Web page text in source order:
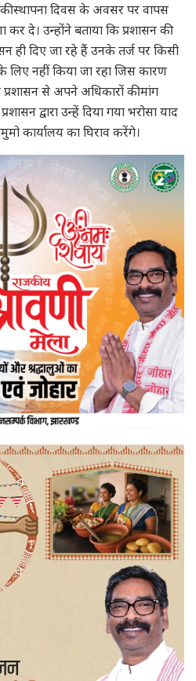
स्थापना दिवस के अवसर पर वापस
कर दे। उन्होंने बताया कि प्रशासन की
ही दिए जा रहे हैं उनके तर्ज पर किसी
लिए नहीं किया जा रहा जिस कारण
से अपने अधिकारों की मांग
द्वारा उन्हें दिया गया भरोसा याद
कार्यालय का घिराव करेंगे।